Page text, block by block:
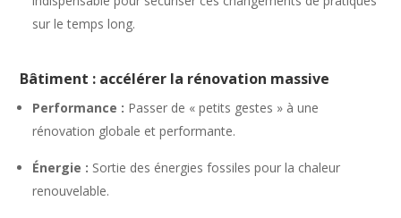
sur le temps long.
Bâtiment : accélérer la rénovation massive
Performance : Passer de « petits gestes » à une
rénovation globale et performante.
Énergie : Sortie des énergies fossiles pour la chaleur
renouvelable.